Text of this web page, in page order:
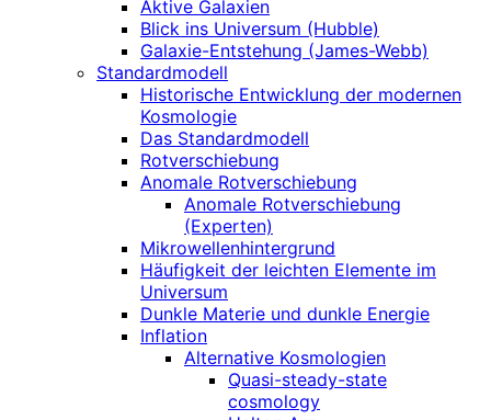
Aktive Galaxien
Blick ins Universum (Hubble)
Galaxie-Entstehung (James-Webb)
Standardmodell
Historische Entwicklung der modernen
Kosmologie
Das Standardmodell
Rotverschiebung
Anomale Rotverschiebung
Anomale Rotverschiebung
(Experten)
Mikrowellenhintergrund
Häufigkeit der leichten Elemente im
Universum
Dunkle Materie und dunkle Energie
Inflation
Alternative Kosmologien
Quasi-steady-state
cosmology